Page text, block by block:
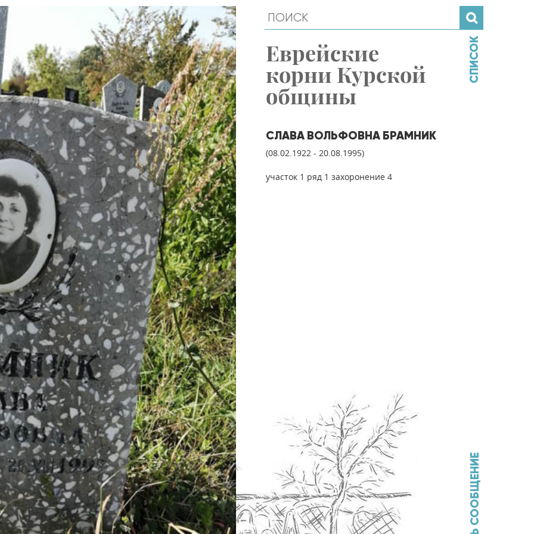
Еврейские
корни Курской
общины
СЛАВА ВОЛЬФОВНА БРАМНИК
(08.02.1922 - 20.08.1995)
участок 1 ряд 1 захоронение 4
СПИСОК